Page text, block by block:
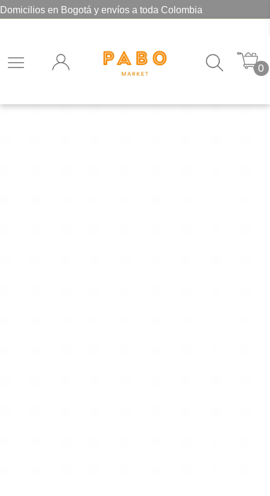
Domicilios en Bogotá y envíos a toda Colombia
0